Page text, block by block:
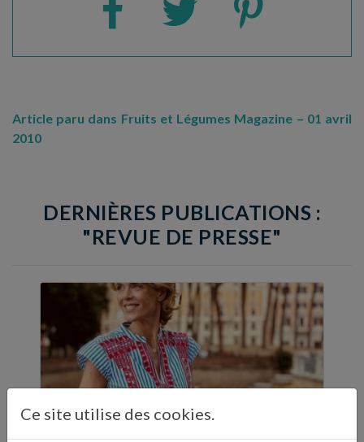
Article paru dans Fruits et Légumes Magazine – 01 avril
2010
DERNIÈRES PUBLICATIONS :
"REVUE DE PRESSE"
Ce site utilise des cookies.